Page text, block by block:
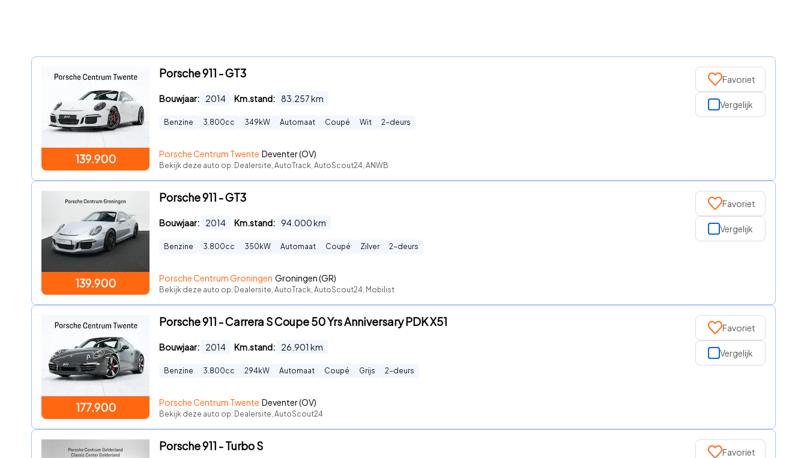
139.900
Porsche 911 - GT3
Bouwjaar: 2014 Km.stand: 83.257km
Benzine 3.800cc 349 kW Automaat Coupé Wit 2-deurs
Porsche Centrum Twente Deventer (OV)
Bekijk deze auto op: Dealersite, AutoTrack, AutoScout24, ANWB
Favoriet
Vergelijk
139.900
Porsche 911 - GT3
Bouwjaar: 2014 Km.stand: 94.000km
Benzine 3.800cc 350 kW Automaat Coupé Zilver 2-deurs
Porsche Centrum Groningen Groningen (GR)
Bekijk deze auto op: Dealersite, AutoTrack, AutoScout24, Mobilist
Favoriet
Vergelijk
177.900
Porsche 911 - Carrera S Coupe 50 Yrs Anniversary PDK X51
Bouwjaar: 2014 Km.stand: 26.901 km
Benzine 3.800cc 294 kW Automaat Coupé Grijs 2-deurs
Porsche Centrum Twente Deventer (OV)
Bekijk deze auto op: Dealersite, AutoScout24
Favoriet
Vergelijk
Porsche 911 - Turbo S Favoriet